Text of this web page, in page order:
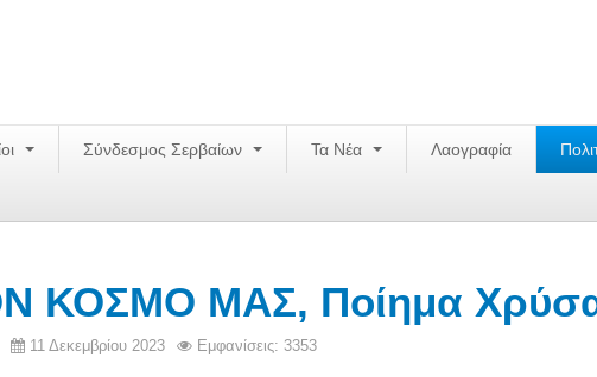
Σύνδεσμος Σερβαίων Τα Νέα Λαογραφία
ΚΟΣΜΟ ΜΑΣ, Ποίημα
11 Δεκεμβρίου 2023 Εμφανίσεις: 3353